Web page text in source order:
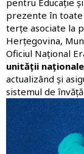
prezente în
terțe asociate la
Herțegovina,
Oficiul Național
unității
actualizând și
sistemul de
Imagine